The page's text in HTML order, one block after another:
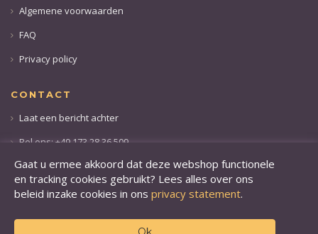
Algemene voorwaarden
FAQ
Privacy policy
CONTACT
Laat een bericht achter
Bel ons: +49 173 28 36 509
Gaat u ermee akkoord dat deze webshop functionele
en tracking cookies gebruikt? Lees alles over ons
beleid inzake cookies in ons privacy statement.